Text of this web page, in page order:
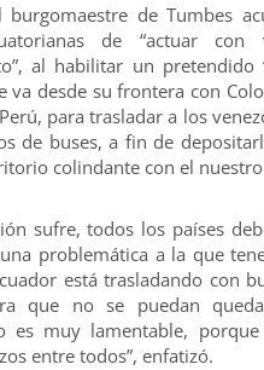
de Tumbes
de “actuar con
al habilitar un pretendido
va desde su frontera con
para trasladar a los
de buses, a fin de
colindante con el
sufre, todos los países
problemática a la que
está trasladando con
que no se puedan
es muy lamentable, porque
entre todos”, enfatizó.